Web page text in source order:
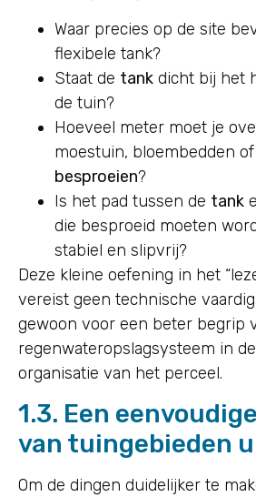
Waar precies op de site
flexibele tank?
Staat de tank dicht bij het
de tuin?
Hoeveel meter moet je
moestuin, bloembedden
besproeien?
Is het pad tussen de tank
die besproeid moeten
stabiel en slipvrij?
Deze kleine oefening in het
vereist geen technische
gewoon voor een beter begrip
regenwateropslagsysteem in
organisatie van het perceel.
1.3. Een
van tuingebieden
Om de dingen duidelijker te